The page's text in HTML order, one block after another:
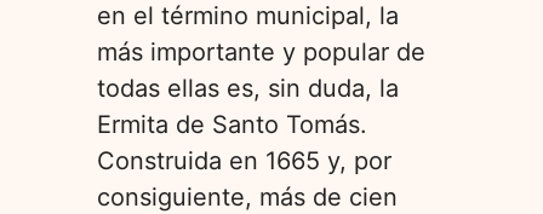
en el término municipal, la
más importante y popular de
todas ellas es, sin duda, la
Ermita de Santo Tomás.
Construida en 1665 y, por
consiguiente, más de cien